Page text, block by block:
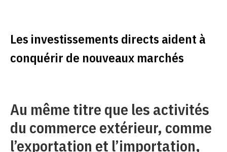
Les investissements directs aident à
conquérir de nouveaux marchés
Au même titre que les activités
du commerce extérieur, comme
l’exportation et l’importation,